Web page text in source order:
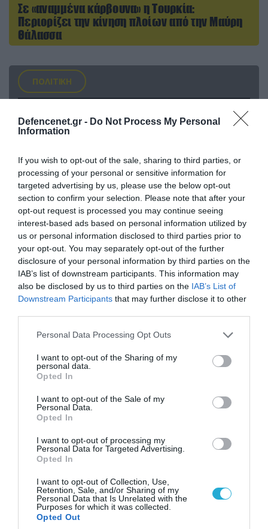
Defencenet.gr - Do Not Process My Personal
Information
If you wish to opt-out of the sale, sharing to third parties, or
processing of your personal or sensitive information for
targeted advertising by us, please use the below opt-out
section to confirm your selection. Please note that after your
opt-out request is processed you may continue seeing
interest-based ads based on personal information utilized by
us or personal information disclosed to third parties prior to
your opt-out. You may separately opt-out of the further
disclosure of your personal information by third parties on the
IAB’s list of downstream participants. This information may
also be disclosed by us to third parties on the IAB’s List of
Downstream Participants that may further disclose it to other
Please note that this website/app uses one or more Google
not limited to your visit or usage behaviour. You may click to
grant or deny consent to Google and its third-party tags to
use your data for below specified purposes in below Google
consent section.
Personal Data Processing Opt Outs
I want to opt-out of the Sharing of my
personal data.
Opted In
I want to opt-out of the Sale of my
Personal Data.
Opted In
I want to opt-out of processing my
Personal Data for Targeted Advertising.
Opted In
I want to opt-out of Collection, Use,
Retention, Sale, and/or Sharing of my
Personal Data that Is Unrelated with the
Purposes for which it was collected.
Opted Out
Σε «αναμμένα κάρβουνα» η Τουρκία:
Περιορίζει την κίνηση πλοίων από την Μαύρη
Θάλασσα
ΠΟΛΙΤΙΚΗ
08.08.2026 | 09:02
«Η απόλυτη τραγωδία»: Η «αιχμηρή» ανάρτηση
του Αρκά για τα τατουάζ (φωτο)
07.08.2026 | 20:02
Ο Γιάννης Αλαφούζος «τέλειωσε» τον
Κωνσταντίνο Ζούλα από τον ΣΚΑΪ – Ο λόγος της
απομάκρυνσής του